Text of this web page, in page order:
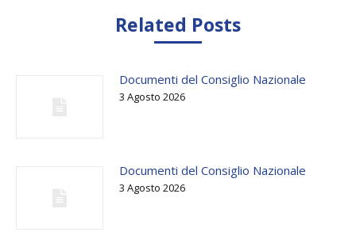
Related Posts
Documenti del Consiglio Nazionale
3 Agosto 2026
Documenti del Consiglio Nazionale
3 Agosto 2026